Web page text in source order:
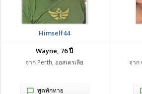
Himself44
Wayne, 76 ปี
จาก Perth, ออสเตรเลีย
พูดทักทาย
จาก